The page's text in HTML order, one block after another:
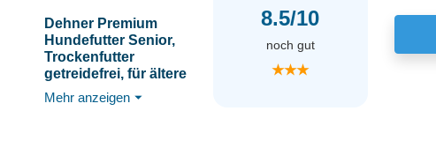
Dehner Premium
Hundefutter Senior,
Trockenfutter
getreidefrei, für ältere
Hunde kleiner Rassen,
Ente / Lamm / Kartoffel,
Mehr anzeigen ⏷
8.5/10
noch gut
★★★